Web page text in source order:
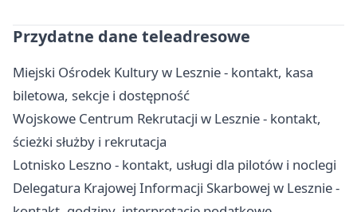
Przydatne dane teleadresowe
Miejski Ośrodek Kultury w Lesznie - kontakt, kasa
biletowa, sekcje i dostępność
Wojskowe Centrum Rekrutacji w Lesznie - kontakt,
ścieżki służby i rekrutacja
Lotnisko Leszno - kontakt, usługi dla pilotów i noclegi
Delegatura Krajowej Informacji Skarbowej w Lesznie -